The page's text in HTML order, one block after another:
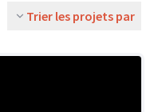
Trier les projets par